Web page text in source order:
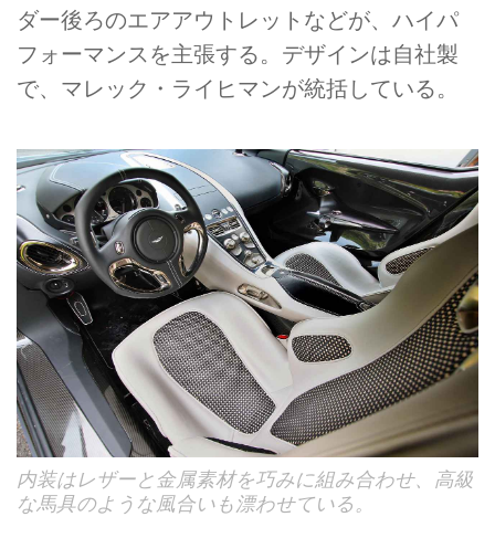
ダー後ろのエアアウトレットなどが、ハイパ
フォーマンスを主張する。デザインは自社製
で、マレック・ライヒマンが統括している。
内装はレザーと金属素材を巧みに組み合わせ、高級
な馬具のような風合いも漂わせている。